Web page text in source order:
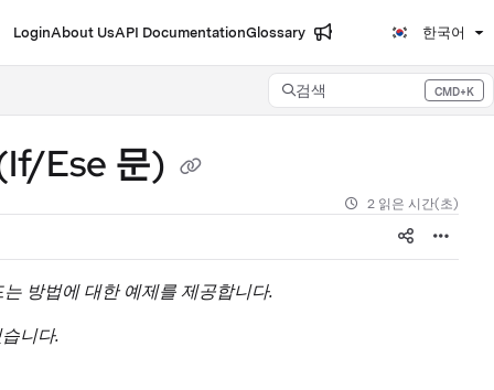
LoginAbout UsAPI DocumentationGlossary 한국어
검색 CMD+K
Press CMD+K to open search
Ese 문)
2 읽은 시간(초)
방법에 대한 예제를 제공합니다.
니다.